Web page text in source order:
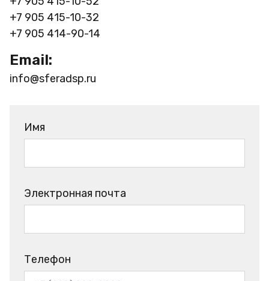
+7 905 415-10-32
+7 905 414-90-14
Email:
info@sferadsp.ru
Имя
Электронная почта
Телефон